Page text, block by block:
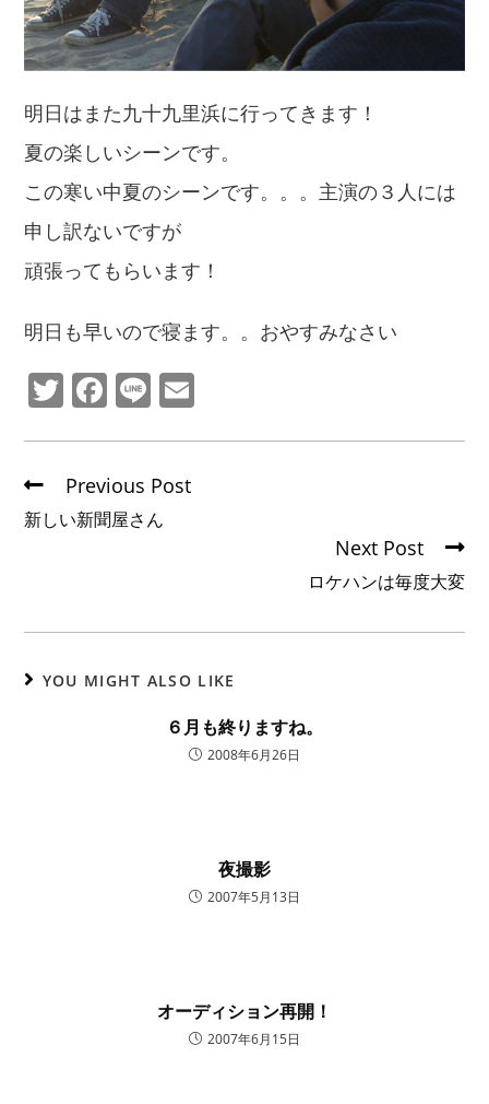
明日はまた九十九里浜に行ってきます！
夏の楽しいシーンです。
この寒い中夏のシーンです。。。主演の３人には
申し訳ないですが
頑張ってもらいます！
明日も早いので寝ます。。おやすみなさい
T
er
F
e
b
k
Li
Previous Post
新しい新聞屋さん
Next Post
ロケハンは毎度大変
YOU MIGHT ALSO LIKE
６月も終りますね。
2008年6月26日
夜撮影
2007年5月13日
オーディション再開！
2007年6月15日